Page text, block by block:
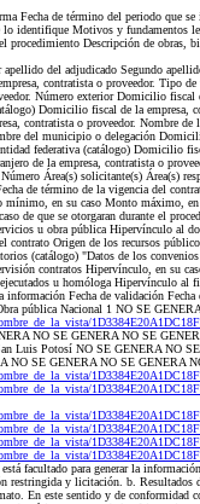
Fecha de término del periodo que
identifique Motivos y fundamentos
procedimiento Descripción de
del adjudicado Segundo
contratista o proveedor. Tipo
Número exterior Domicilio
Domicilio fiscal de la
contratista o proveedor. Nombre
del municipio o delegación
federativa (catálogo) Domicilio
de la empresa, contratista o
Área(s) solicitante(s) Área(s)
de término de la vigencia del
en su caso Monto máximo,
de que se otorgaran durante el
u obra pública Hipervínculo al
contrato Origen de los recursos
(catálogo) "Datos de los
contratos Hipervínculo, en su
u homóloga Hipervínculo
información Fecha de validación Fecha
pública Nacional 1 NO SE GENERA
NO SE GENERA NO SE
Luis Potosí NO SE GENERA NO
NO SE GENERA NO SE GENERA
facultado para generar la
restringida y licitación. b. Resultados
En este sentido y de